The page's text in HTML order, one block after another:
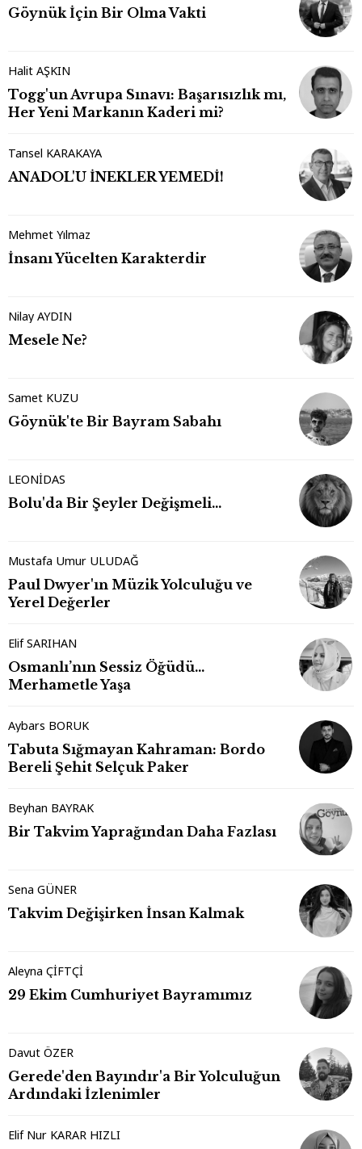
Göynük İçin Bir Olma Vakti
Halit AŞKIN
Togg'un Avrupa Sınavı: Başarısızlık mı,
Her Yeni Markanın Kaderi mi?
Tansel KARAKAYA
ANADOL'U İNEKLER YEMEDİ!
Mehmet Yılmaz
İnsanı Yücelten Karakterdir
Nilay AYDIN
Mesele Ne?
Samet KUZU
Göynük'te Bir Bayram Sabahı
LEONİDAS
Bolu'da Bir Şeyler Değişmeli…
Mustafa Umur ULUDAĞ
Paul Dwyer'ın Müzik Yolculuğu ve
Yerel Değerler
Elif SARIHAN
Osmanlı’nın Sessiz Öğüdü…
Merhametle Yaşa
Aybars BORUK
Tabuta Sığmayan Kahraman: Bordo
Bereli Şehit Selçuk Paker
Beyhan BAYRAK
Bir Takvim Yaprağından Daha Fazlası
Sena GÜNER
Takvim Değişirken İnsan Kalmak
Aleyna ÇİFTÇİ
29 Ekim Cumhuriyet Bayramımız
Davut ÖZER
Gerede'den Bayındır'a Bir Yolculuğun
Ardındaki İzlenimler
Elif Nur KARAR HIZLI